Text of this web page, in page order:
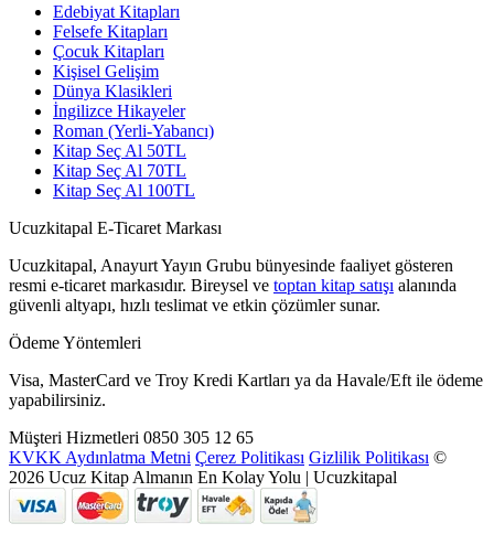
Edebiyat Kitapları
Felsefe Kitapları
Çocuk Kitapları
Kişisel Gelişim
Dünya Klasikleri
İngilizce Hikayeler
Roman (Yerli-Yabancı)
Kitap Seç Al 50TL
Kitap Seç Al 70TL
Kitap Seç Al 100TL
Ucuzkitapal E-Ticaret Markası
Ucuzkitapal, Anayurt Yayın Grubu bünyesinde faaliyet gösteren
resmi e-ticaret markasıdır. Bireysel ve toptan kitap satışı alanında
güvenli altyapı, hızlı teslimat ve etkin çözümler sunar.
Ödeme Yöntemleri
Visa, MasterCard ve Troy Kredi Kartları ya da Havale/Eft ile ödeme
yapabilirsiniz.
Müşteri Hizmetleri 0850 305 12 65
KVKK Aydınlatma Metni Çerez Politikası Gizlilik Politikası ©
2026 Ucuz Kitap Almanın En Kolay Yolu | Ucuzkitapal